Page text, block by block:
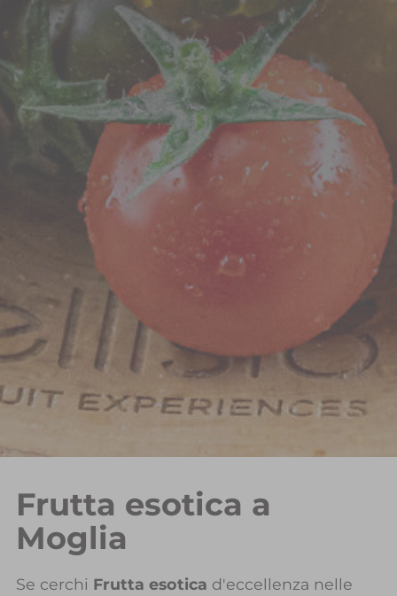
Frutta esotica a
Moglia
Se cerchi Frutta esotica d'eccellenza nelle